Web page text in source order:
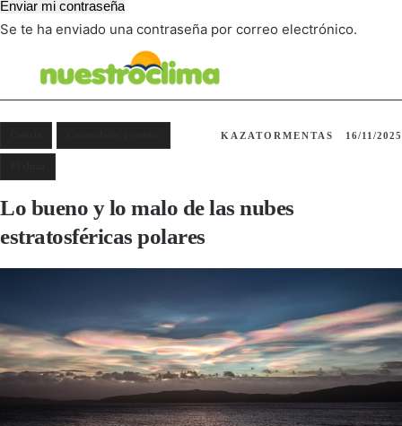
Se te ha enviado una contraseña por correo electrónico.
KAZATORMENTAS 16/11/2025
Lo bueno y lo malo de las nubes
estratosféricas polares